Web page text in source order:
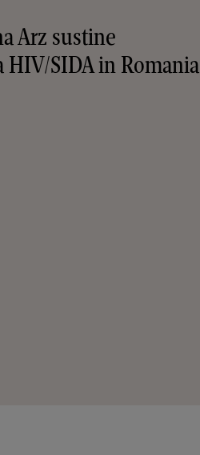
Arz sustine
HIV/SIDA in Romania